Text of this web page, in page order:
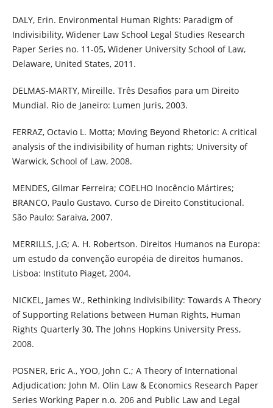
DALY, Erin. Environmental Human Rights: Paradigm of
Indivisibility, Widener Law School Legal Studies Research
Paper Series no. 11-05, Widener University School of Law,
Delaware, United States, 2011.
DELMAS-MARTY, Mireille. Três Desafios para um Direito
Mundial. Rio de Janeiro: Lumen Juris, 2003.
FERRAZ, Octavio L. Motta; Moving Beyond Rhetoric: A critical
analysis of the indivisibility of human rights; University of
Warwick, School of Law, 2008.
MENDES, Gilmar Ferreira; COELHO Inocêncio Mártires;
BRANCO, Paulo Gustavo. Curso de Direito Constitucional.
São Paulo: Saraiva, 2007.
MERRILLS, J.G; A. H. Robertson. Direitos Humanos na Europa:
um estudo da convenção européia de direitos humanos.
Lisboa: Instituto Piaget, 2004.
NICKEL, James W., Rethinking Indivisibility: Towards A Theory
of Supporting Relations between Human Rights, Human
Rights Quarterly 30, The Johns Hopkins University Press,
2008.
POSNER, Eric A., YOO, John C.; A Theory of International
Adjudication; John M. Olin Law & Economics Research Paper
Series Working Paper n.o. 206 and Public Law and Legal